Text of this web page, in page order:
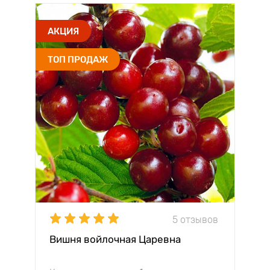
АКЦИЯ
ТОП ПРОДАЖ
5 отзывов
Вишня войлочная Царевна